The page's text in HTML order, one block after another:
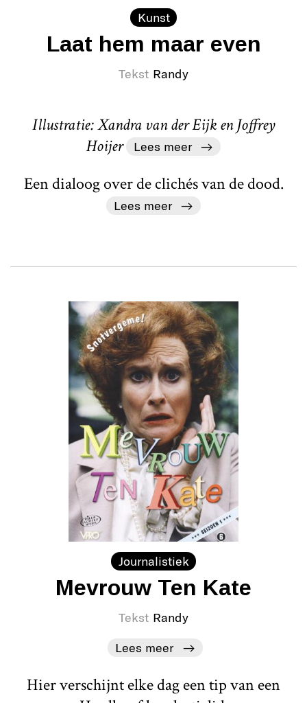
Kunst
Laat hem maar even
Tekst Randy
Illustratie: Xandra van der Eijk en Joffrey
Hoijer
Lees meer
Een dialoog over de clichés van de dood.
Lees meer
Journalistiek
Mevrouw Ten Kate
Tekst Randy
Lees meer
Hier verschijnt elke dag een tip van een